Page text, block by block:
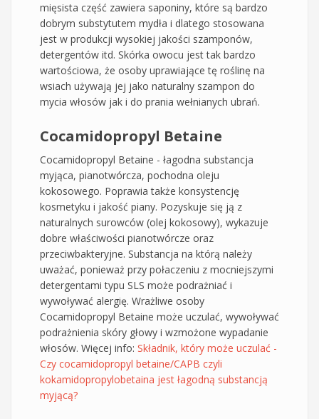
mięsista część zawiera saponiny, które są bardzo
dobrym substytutem mydła i dlatego stosowana
jest w produkcji wysokiej jakości szamponów,
detergentów itd. Skórka owocu jest tak bardzo
wartościowa, że osoby uprawiające tę roślinę na
wsiach używają jej jako naturalny szampon do
mycia włosów jak i do prania wełnianych ubrań.
Cocamidopropyl Betaine
Cocamidopropyl Betaine - łagodna substancja
myjąca, pianotwórcza, pochodna oleju
kokosowego. Poprawia także konsystencję
kosmetyku i jakość piany. Pozyskuje się ją z
naturalnych surowców (olej kokosowy), wykazuje
dobre właściwości pianotwórcze oraz
przeciwbakteryjne. Substancja na którą należy
uważać, ponieważ przy połaczeniu z mocniejszymi
detergentami typu SLS może podrażniać i
wywoływać alergię. Wrażliwe osoby
Cocamidopropyl Betaine może uczulać, wywoływać
podrażnienia skóry głowy i wzmożone wypadanie
włosów. Więcej info: Składnik, który może uczulać -
Czy cocamidopropyl betaine/CAPB czyli
kokamidopropylobetaina jest łagodną substancją
myjącą?